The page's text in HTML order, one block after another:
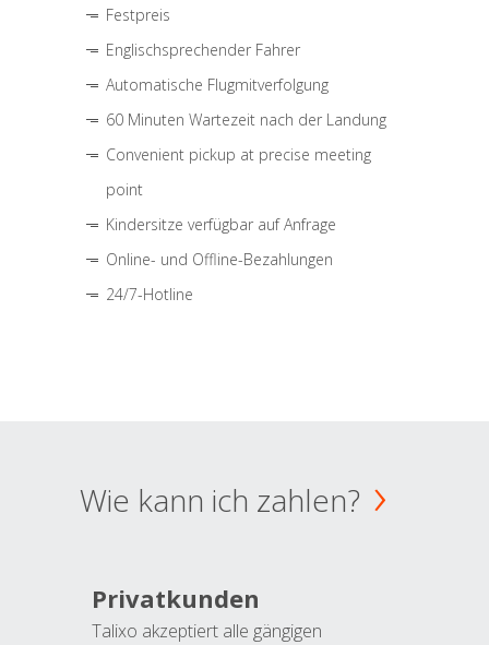
Festpreis
Englischsprechender Fahrer
Automatische Flugmitverfolgung
60 Minuten Wartezeit nach der Landung
Convenient pickup at precise meeting
point
Kindersitze verfügbar auf Anfrage
Online- und Offline-Bezahlungen
24/7-Hotline
Wie kann ich zahlen?
Privatkunden
Talixo akzeptiert alle gängigen